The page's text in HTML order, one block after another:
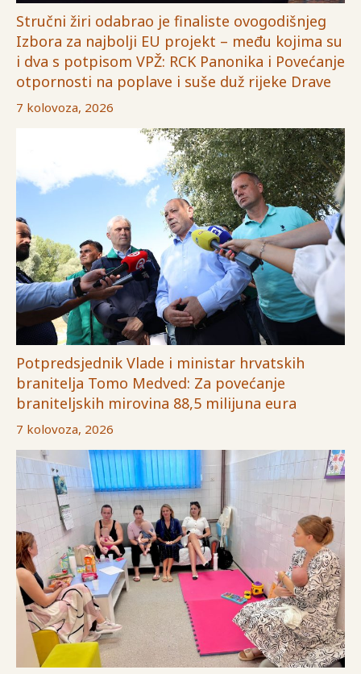
Stručni žiri odabrao je finaliste ovogodišnjeg
Izbora za najbolji EU projekt – među kojima su
i dva s potpisom VPŽ: RCK Panonika i Povećanje
otpornosti na poplave i suše duž rijeke Drave
7 kolovoza, 2026
Potpredsjednik Vlade i ministar hrvatskih
branitelja Tomo Medved: Za povećanje
braniteljskih mirovina 88,5 milijuna eura
7 kolovoza, 2026